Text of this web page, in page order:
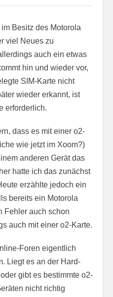
Besitz des Motorola
viel Neues zu
auch ein etwas
hin und wieder vor,
SIM-Karte nicht
wieder erkannt, ist
erforderlich.
dass es mit einer o2-
wie jetzt im Xoom?)
anderen Gerät das
hatte ich das zunächst
erzählte jedoch ein
bereits ein Motorola
Fehler auch schon
auch mit einer o2-Karte.
Foren eigentlich
Liegt es an der Hard-
gibt es bestimmte o2-
nicht richtig